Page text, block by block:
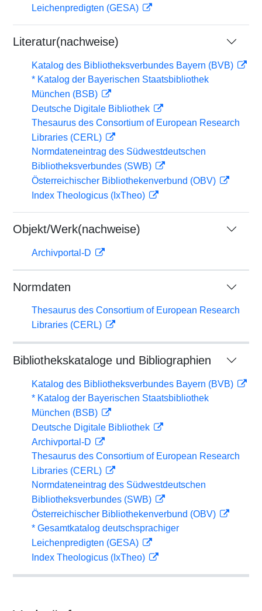
Leichenpredigten (GESA)
Literatur(nachweise)
Katalog des Bibliotheksverbundes Bayern (BVB)
* Katalog der Bayerischen Staatsbibliothek
München (BSB)
Deutsche Digitale Bibliothek
Thesaurus des Consortium of European Research
Libraries (CERL)
Normdateneintrag des Südwestdeutschen
Bibliotheksverbundes (SWB)
Österreichischer Bibliothekenverbund (OBV)
Index Theologicus (IxTheo)
Objekt/Werk(nachweise)
Archivportal-D
Normdaten
Thesaurus des Consortium of European Research
Libraries (CERL)
Bibliothekskataloge und Bibliographien
Katalog des Bibliotheksverbundes Bayern (BVB)
* Katalog der Bayerischen Staatsbibliothek
München (BSB)
Deutsche Digitale Bibliothek
Archivportal-D
Thesaurus des Consortium of European Research
Libraries (CERL)
Normdateneintrag des Südwestdeutschen
Bibliotheksverbundes (SWB)
Österreichischer Bibliothekenverbund (OBV)
* Gesamtkatalog deutschsprachiger
Leichenpredigten (GESA)
Index Theologicus (IxTheo)